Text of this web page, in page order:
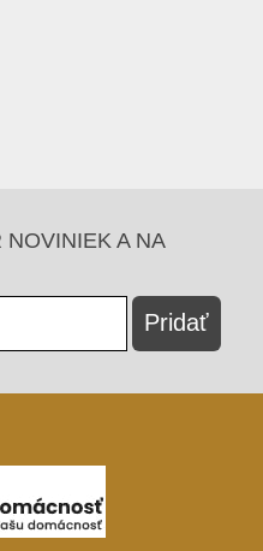
NOVINIEK A NA